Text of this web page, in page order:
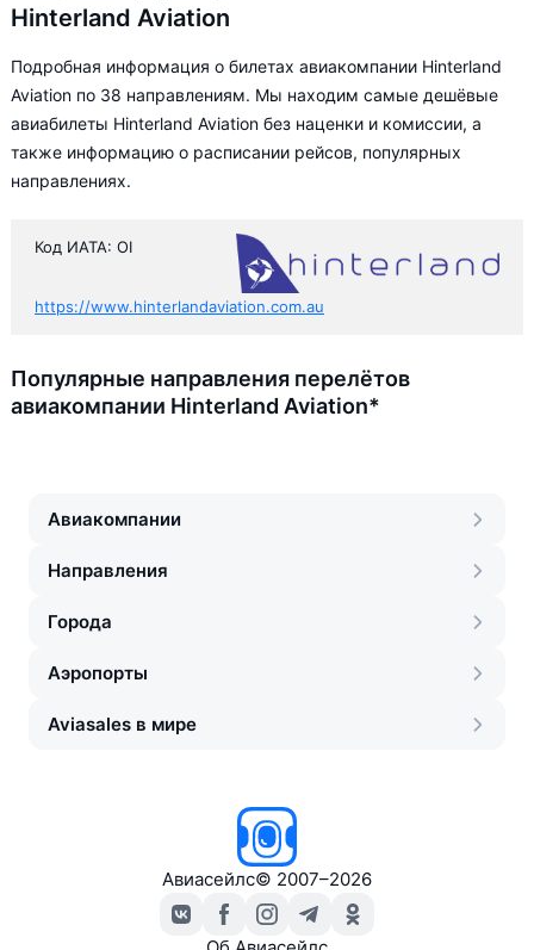
Hinterland Aviation
Подробная информация о билетах авиакомпании Hinterland
Aviation по 38 направлениям. Мы находим самые дешёвые
авиабилеты Hinterland Aviation без наценки и комиссии, а
также информацию о расписании рейсов, популярных
направлениях.
Код ИАТА: OI
https://www.hinterlandaviation.com.au
Популярные направления перелётов
авиакомпании Hinterland Aviation*
Авиакомпании
Направления
Города
Аэропорты
Aviasales в мире
Авиасейлс© 2007–2026